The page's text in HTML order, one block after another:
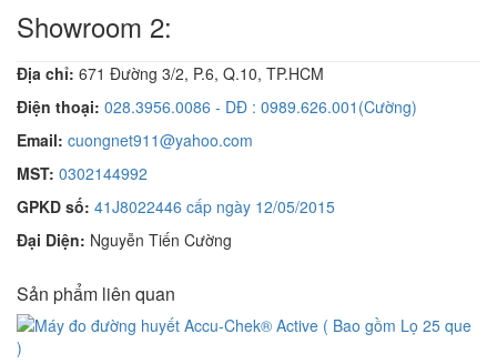
Showroom 2:
Địa chỉ: 671 Đường 3/2, P.6, Q.10, TP.HCM
Điện thoại: 028.3956.0086 - DĐ : 0989.626.001(Cường)
Email: cuongnet911@yahoo.com
MST: 0302144992
GPKD số: 41J8022446 cấp ngày 12/05/2015
Đại Diện: Nguyễn Tiến Cường
Sản phẩm liên quan